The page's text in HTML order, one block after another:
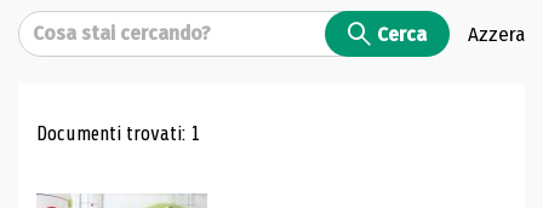
Cerca Cerca Azzera
Risultati di ricerca
Documenti trovati: 1